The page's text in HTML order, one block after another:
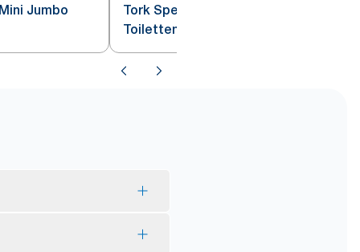
Jumbo
Tork Spender für Mini Jumbo
Toilettenpapier
aus nachhaltig